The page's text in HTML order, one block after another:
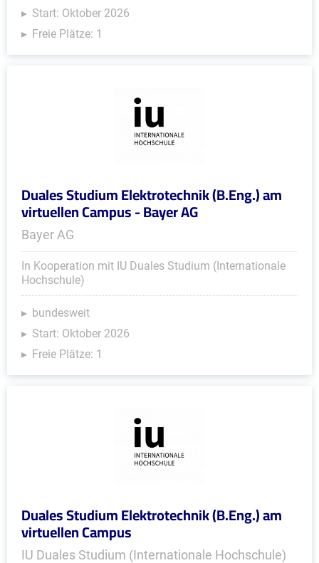
Start: Oktober 2026
Freie Plätze: 1
Duales Studium Elektrotechnik (B.Eng.) am
virtuellen Campus - Bayer AG
Bayer AG
In Kooperation mit IU Duales Studium (Internationale
Hochschule)
bundesweit
Start: Oktober 2026
Freie Plätze: 1
Duales Studium Elektrotechnik (B.Eng.) am
virtuellen Campus
IU Duales Studium (Internationale Hochschule)